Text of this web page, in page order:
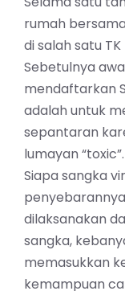
rumah
di salah satu
Sebetulnya
mendaftarkan
adalah untuk
sepantaran
lumayan “toxic”.
Siapa sangka
dilaksanakan
sangka,
memasukkan
kemampuan